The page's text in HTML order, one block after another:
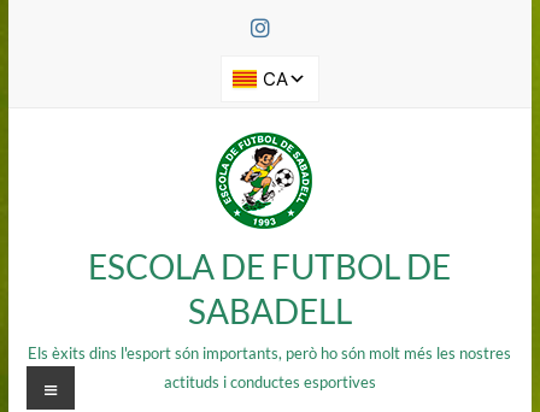
ESCOLA DE FUTBOL DE
SABADELL
Els èxits dins l'esport són importants, però ho són molt més les nostres
actituds i conductes esportives
Menú